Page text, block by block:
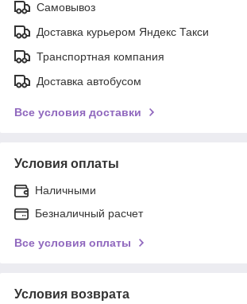
Самовывоз
Доставка курьером Яндекс Такси
Транспортная компания
Доставка автобусом
Все условия доставки
Условия оплаты
Наличными
Безналичный расчет
Все условия оплаты
Условия возврата